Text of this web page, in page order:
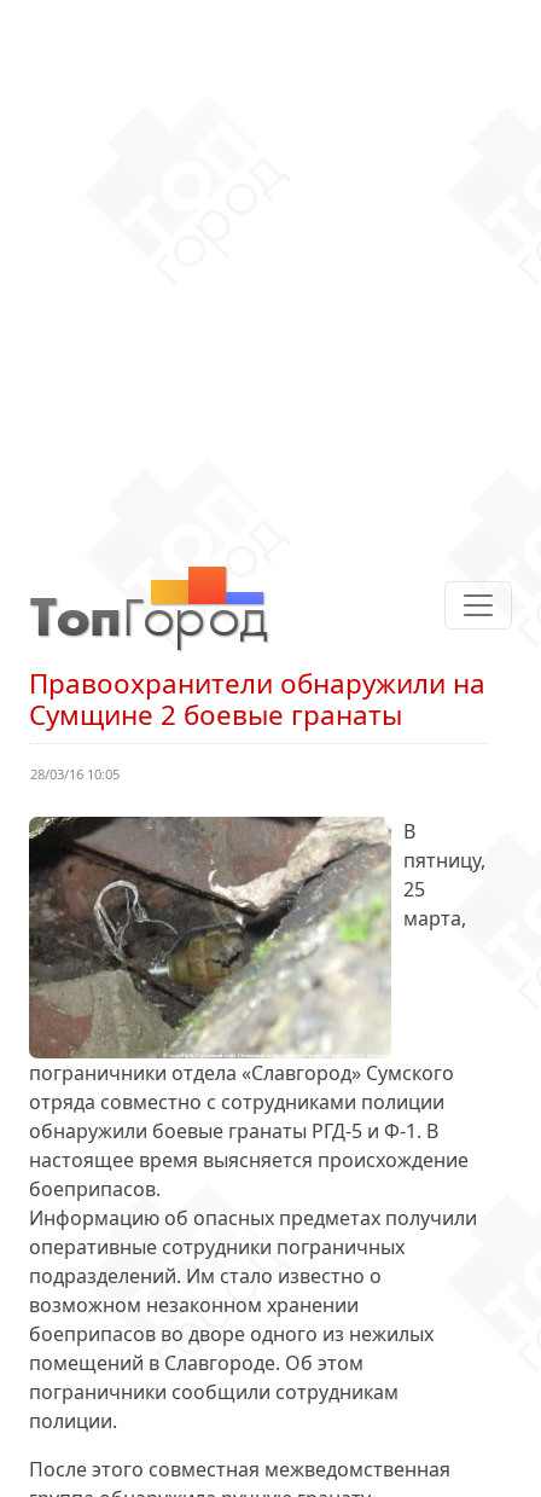
Правоохранители обнаружили на
Сумщине 2 боевые гранаты
28/03/16 10:05
В
пятницу,
25
марта,
пограничники отдела «Славгород» Сумского
отряда совместно с сотрудниками полиции
обнаружили боевые гранаты РГД-5 и Ф-1. В
настоящее время выясняется происхождение
боеприпасов.
Информацию об опасных предметах получили
оперативные сотрудники пограничных
подразделений. Им стало известно о
возможном незаконном хранении
боеприпасов во дворе одного из нежилых
помещений в Славгороде. Об этом
пограничники сообщили сотрудникам
полиции.
После этого совместная межведомственная